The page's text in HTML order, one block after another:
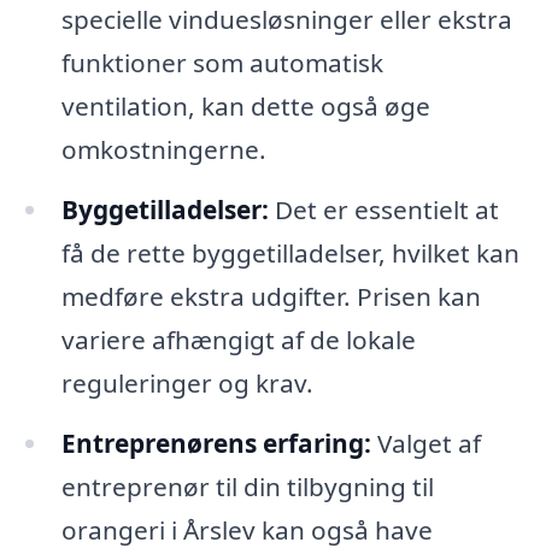
specielle vinduesløsninger eller ekstra
funktioner som automatisk
ventilation, kan dette også øge
omkostningerne.
Byggetilladelser: Det er essentielt at
få de rette byggetilladelser, hvilket kan
medføre ekstra udgifter. Prisen kan
variere afhængigt af de lokale
reguleringer og krav.
Entreprenørens erfaring: Valget af
entreprenør til din tilbygning til
orangeri i Årslev kan også have